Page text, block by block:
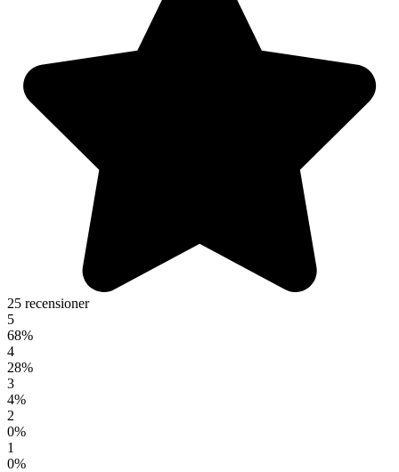
25 recensioner
5
68%
4
28%
3
4%
2
0%
1
0%